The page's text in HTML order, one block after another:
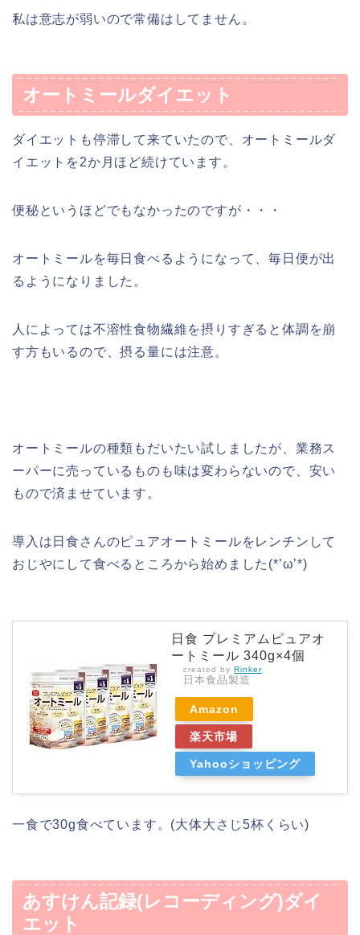
私は意志が弱いので常備はしてません。
オートミールダイエット
ダイエットも停滞して来ていたので、オートミールダ
イエットを2か月ほど続けています。
便秘というほどでもなかったのですが・・・
オートミールを毎日食べるようになって、毎日便が出
るようになりました。
人によっては不溶性食物繊維を摂りすぎると体調を崩
す方もいるので、摂る量には注意。
オートミールの種類もだいたい試しましたが、業務ス
ーパーに売っているものも味は変わらないので、安い
もので済ませています。
導入は日食さんのピュアオートミールをレンチンして
おじやにして食べるところから始めました(*’ω’*)
日食 プレミアムピュアオ
ートミール 340g×4個
created by Rinker
日本食品製造
Amazon
楽天市場
Yahooショッピング
一食で30g食べています。(大体大さじ5杯くらい)
あすけん記録(レコーディング)ダイ
エット